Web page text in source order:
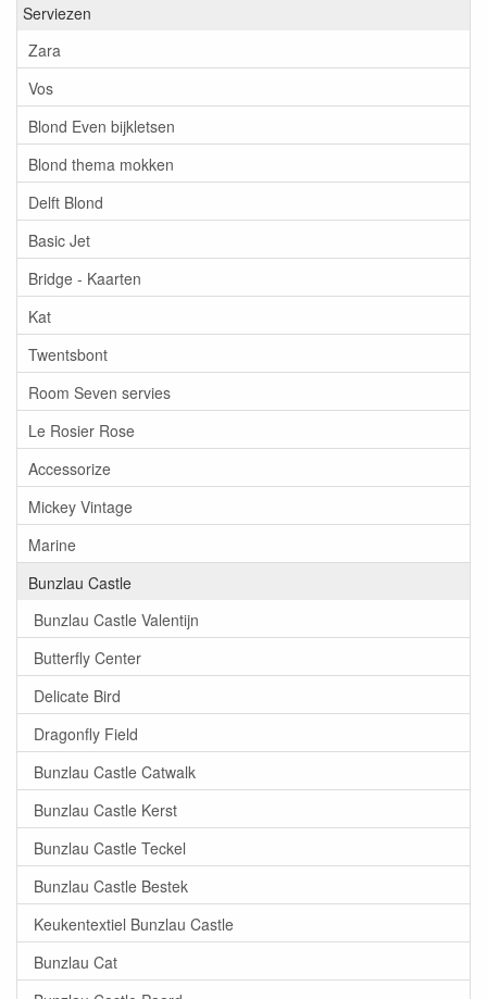
Serviezen
Zara
Vos
Blond Even bijkletsen
Blond thema mokken
Delft Blond
Basic Jet
Bridge - Kaarten
Kat
Twentsbont
Room Seven servies
Le Rosier Rose
Accessorize
Mickey Vintage
Marine
Bunzlau Castle
Bunzlau Castle Valentijn
Butterfly Center
Delicate Bird
Dragonfly Field
Bunzlau Castle Catwalk
Bunzlau Castle Kerst
Bunzlau Castle Teckel
Bunzlau Castle Bestek
Keukentextiel Bunzlau Castle
Bunzlau Cat